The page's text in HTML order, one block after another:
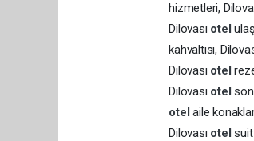
hizmetleri,
Dilovası otel
kahvaltısı,
Dilovası otel
Dilovası otelson
otelaile
Dilovası otelsuit